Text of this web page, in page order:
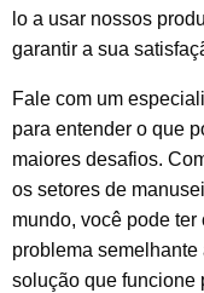
lo a usar nossos
garantir a sua
Fale com um
para entender o que
maiores desafios.
os setores de
mundo, você pode
problema semelhante
solução que funcione